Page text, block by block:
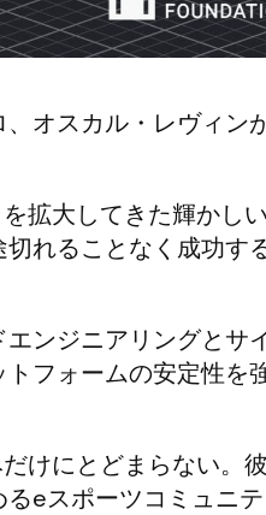
オスカル・レヴィン
拡大してきた輝かし
れることなく成功す
ンジニアリングとサ
フォームの安定性を
けにとどまらない。
eスポーツコミュニ